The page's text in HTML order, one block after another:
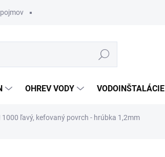
Hľadať
OHREV VODY VODOINŠTALÁCIE
1000 ľavý, kefovaný povrch - hrúbka 1,2mm